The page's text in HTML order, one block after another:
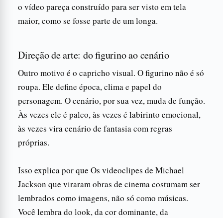
o vídeo pareça construído para ser visto em tela
maior, como se fosse parte de um longa.
Direção de arte: do figurino ao cenário
Outro motivo é o capricho visual. O figurino não é só
roupa. Ele define época, clima e papel do
personagem. O cenário, por sua vez, muda de função.
Às vezes ele é palco, às vezes é labirinto emocional,
às vezes vira cenário de fantasia com regras
próprias.
Isso explica por que Os videoclipes de Michael
Jackson que viraram obras de cinema costumam ser
lembrados como imagens, não só como músicas.
Você lembra do look, da cor dominante, da